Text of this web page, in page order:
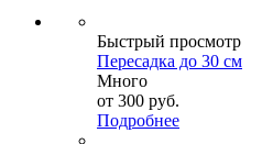
Быстрый просмотр
Пересадка до 30 см
Много
от 300 руб.
Подробнее